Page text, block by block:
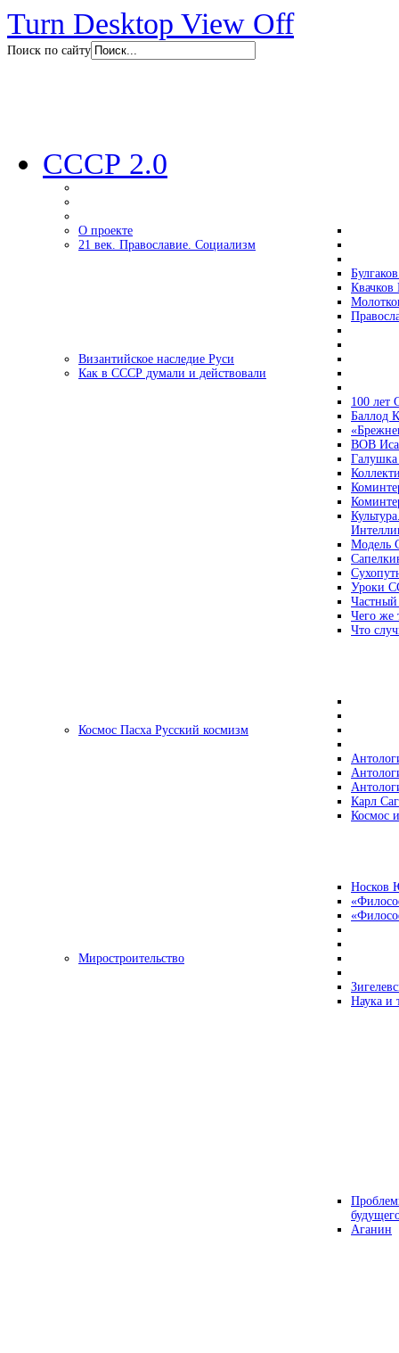
Turn Desktop View Off
Поиск по сайту
СССР 2.0
О проекте
21 век. Православие. Социализм
Византийское наследие Руси
Как в СССР думали и действовали
100 лет
Баллод
ВОВ
Модель
Уроки
Чего же
Что
Космос Пасха Русский космизм
Карл
Космос
Носков
Миростроительство
Наука и
Аганин